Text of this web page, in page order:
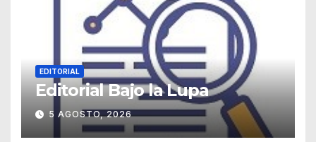
EDITORIAL
Editorial Bajo la Lupa
5 AGOSTO, 2026